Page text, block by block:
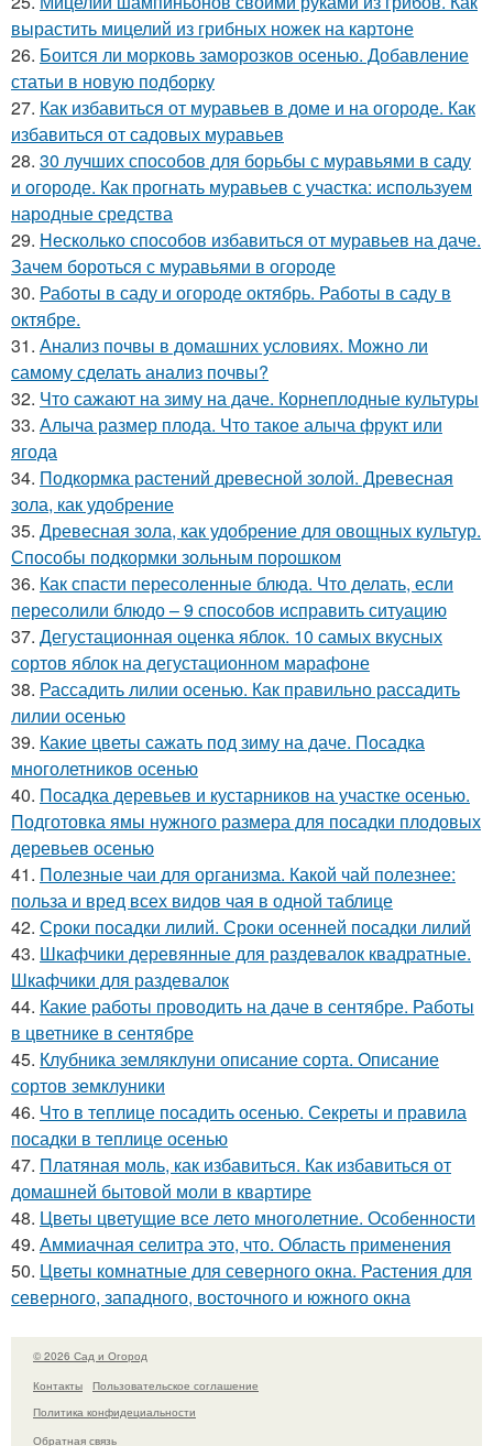
вырастить мицелий из грибных ножек на картоне
26. Боится ли морковь заморозков осенью. Добавление
статьи в новую подборку
27. Как избавиться от муравьев в доме и на огороде. Как
избавиться от садовых муравьев
28. 30 лучших способов для борьбы с муравьями в саду
и огороде. Как прогнать муравьев с участка: используем
народные средства
29. Несколько способов избавиться от муравьев на даче.
Зачем бороться с муравьями в огороде
30. Работы в саду и огороде октябрь. Работы в саду в
октябре.
31. Анализ почвы в домашних условиях. Можно ли
самому сделать анализ почвы?
32. Что сажают на зиму на даче. Корнеплодные культуры
33. Алыча размер плода. Что такое алыча фрукт или
ягода
34. Подкормка растений древесной золой. Древесная
зола, как удобрение
35. Древесная зола, как удобрение для овощных культур.
Способы подкормки зольным порошком
36. Как спасти пересоленные блюда. Что делать, если
пересолили блюдо – 9 способов исправить ситуацию
37. Дегустационная оценка яблок. 10 самых вкусных
сортов яблок на дегустационном марафоне
38. Рассадить лилии осенью. Как правильно рассадить
лилии осенью
39. Какие цветы сажать под зиму на даче. Посадка
многолетников осенью
40. Посадка деревьев и кустарников на участке осенью.
Подготовка ямы нужного размера для посадки плодовых
деревьев осенью
41. Полезные чаи для организма. Какой чай полезнее:
польза и вред всех видов чая в одной таблице
42. Сроки посадки лилий. Сроки осенней посадки лилий
43. Шкафчики деревянные для раздевалок квадратные.
Шкафчики для раздевалок
44. Какие работы проводить на даче в сентябре. Работы
в цветнике в сентябре
45. Клубника земляклуни описание сорта. Описание
сортов земклуники
46. Что в теплице посадить осенью. Секреты и правила
посадки в теплице осенью
47. Платяная моль, как избавиться. Как избавиться от
домашней бытовой моли в квартире
48. Цветы цветущие все лето многолетние. Особенности
49. Аммиачная селитра это, что. Область применения
50. Цветы комнатные для северного окна. Растения для
северного, западного, восточного и южного окна
© 2026 Сад и Огород
Контакты
Пользовательское соглашение
Политика конфидециальности
Обратная связь